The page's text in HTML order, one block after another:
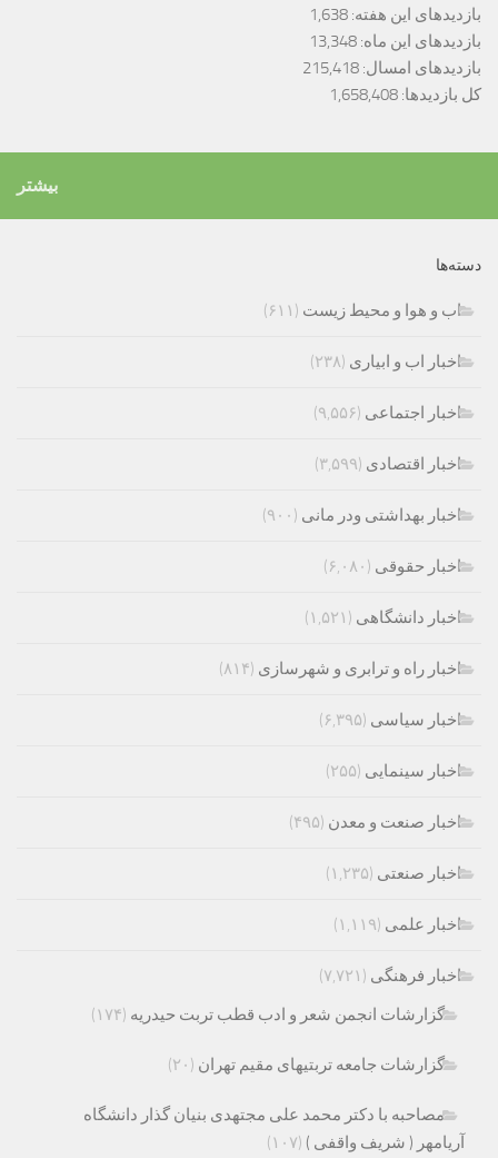
بازدیدهای این هفته: 1,638
بازدیدهای این ماه: 13,348
بازدیدهای امسال: 215,418
کل بازدیدها: 1,658,408
بیشتر
دسته‌ها
اب و هوا و محیط زیست (۶۱۱)
اخبار اب و ابیاری (۲۳۸)
اخبار اجتماعی (۹,۵۵۶)
اخبار اقتصادی (۳,۵۹۹)
اخبار بهداشتی ودر مانی (۹۰۰)
اخبار حقوقی (۶,۰۸۰)
اخبار دانشگاهی (۱,۵۲۱)
اخبار راه و ترابری و شهرسازی (۸۱۴)
اخبار سیاسی (۶,۳۹۵)
اخبار سینمایی (۲۵۵)
اخبار صنعت و معدن (۴۹۵)
اخبار صنعتی (۱,۲۳۵)
اخبار علمی (۱,۱۱۹)
اخبار فرهنگی (۷,۷۲۱)
گزارشات انجمن شعر و ادب قطب تربت حیدریه (۱۷۴)
گزارشات جامعه تربتیهای مقیم تهران (۲۰)
مصاحبه با دکتر محمد علی مجتهدی بنیان گذار دانشگاه
آریامهر ( شریف واقفی ) (۱۰۷)